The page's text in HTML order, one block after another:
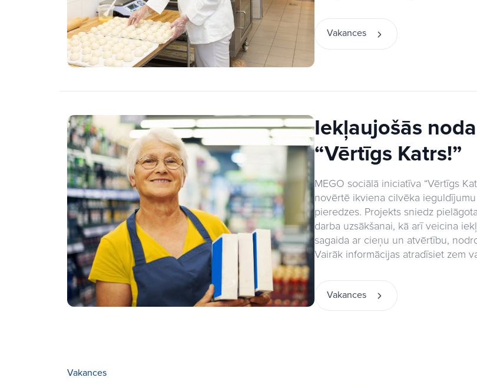
Vakances
Iekļaujošās
“Vērtīgs Katrs!”
MEGO sociālā iniciatīva “Vērtīgs
novērtē ikviena cilvēka
pieredzes. Projekts sniedz
darba uzsākšanai, kā arī veicina
sagaida ar cieņu un atvērtību,
Vairāk informācijas atradīsiet zem
Vakances
Vakances